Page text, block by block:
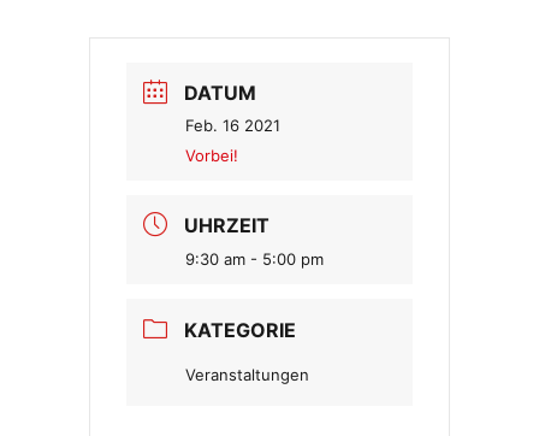
DATUM
Feb. 16 2021
Vorbei!
UHRZEIT
9:30 am - 5:00 pm
KATEGORIE
Veranstaltungen